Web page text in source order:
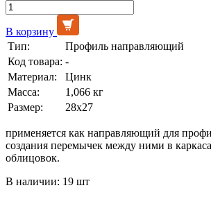
В корзину
Тип:
Профиль направляющий
Код товара: -
Материал:
Цинк
Масса:
1,066 кг
Размер:
28х27
применяется как направляющий для
создания перемычек между ними в
облицовок.
В наличии: 19 шт